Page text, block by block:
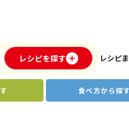
レシピを探す レシピ
食べ方から探す